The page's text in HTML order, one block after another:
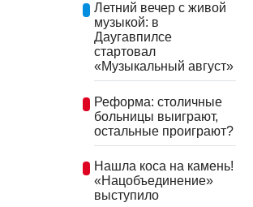
Летний вечер с живой
музыкой: в
Даугавпилсе
стартовал
«Музыкальный август»
Реформа: столичные
больницы выиграют,
остальные проиграют?
Нашла коса на камень!
«Нацобъединение»
выступило